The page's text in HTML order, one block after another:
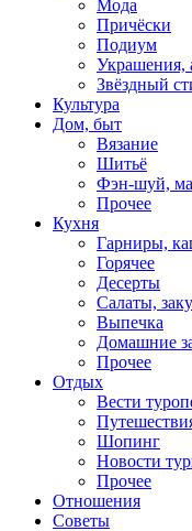
Мода
Причёски
Подиум
Украшения,
Звёздный
Культура
Дом, быт
Вязание
Шитьё
Фэн-шуй,
Прочее
Кухня
Гарниры,
Горячее
Десерты
Салаты,
Выпечка
Домашние
Прочее
Отдых
Вести
Шопинг
Новости
Прочее
Отношения
Советы